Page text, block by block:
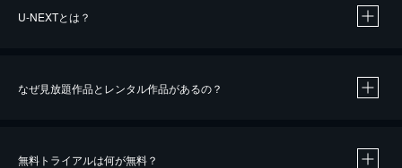
U-NEXTとは？
なぜ見放題作品とレンタル作品があるの？
無料トライアルは何が無料？